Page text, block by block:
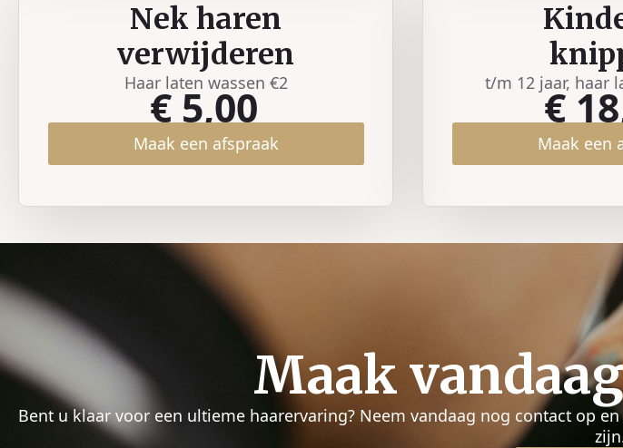
Nek haren
verwijderen
Haar laten wassen €2
€ 5,00
Maak een afspraak
t/m 12 jaar, haar
€
Maak een
Maak
Bent u klaar voor een ultieme haarervaring? Neem vandaag nog contact op